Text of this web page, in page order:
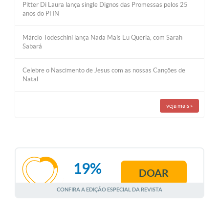
Pitter Di Laura lança single Dignos das Promessas pelos 25
anos do PHN
Márcio Todeschini lança Nada Mais Eu Queria, com Sarah
Sabará
Celebre o Nascimento de Jesus com as nossas Canções de
Natal
veja mais »
AGOSTO
19% DOAR
CONFIRA A EDIÇÃO ESPECIAL DA REVISTA